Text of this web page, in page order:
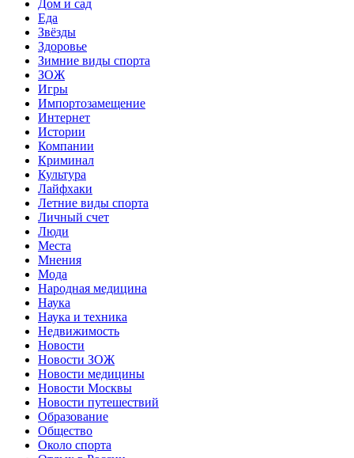
Дом и сад
Еда
Звёзды
Здоровье
Зимние виды спорта
ЗОЖ
Игры
Импортозамещение
Интернет
Истории
Компании
Криминал
Культура
Лайфхаки
Летние виды спорта
Личный счет
Люди
Места
Мнения
Мода
Народная медицина
Наука
Наука и техника
Недвижимость
Новости
Новости ЗОЖ
Новости медицины
Новости Москвы
Новости путешествий
Образование
Общество
Около спорта